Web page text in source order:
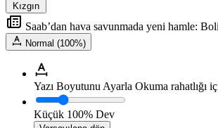
Kızgın
Saab’dan hava savunmada yeni hamle:
Normal (100%)
Yazı Boyutunu Ayarla Okuma rahatlığı
Küçük 100% Dev